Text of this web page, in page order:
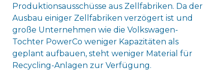
Produktionsausschüsse aus Zellfabriken. Da der
Ausbau einiger Zellfabriken verzögert ist und
große Unternehmen wie die Volkswagen-
Tochter PowerCo weniger Kapazitäten als
geplant aufbauen, steht weniger Material für
Recycling-Anlagen zur Verfügung.